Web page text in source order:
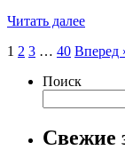
Читать далее
Пагинация
записей
1 2 3 … 40 Вперед
Поиск
Свежие